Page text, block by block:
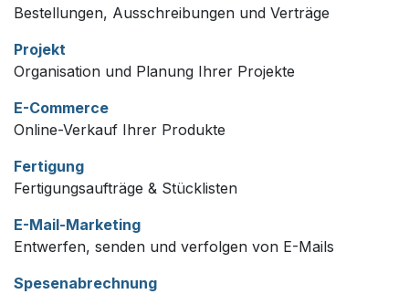
Bestellungen, Ausschreibungen und Verträge
Projekt
Organisation und Planung Ihrer Projekte
E-Commerce
Online-Verkauf Ihrer Produkte
Fertigung
Fertigungsaufträge & Stücklisten
E-Mail-Marketing
Entwerfen, senden und verfolgen von E-Mails
Spesenabrechnung